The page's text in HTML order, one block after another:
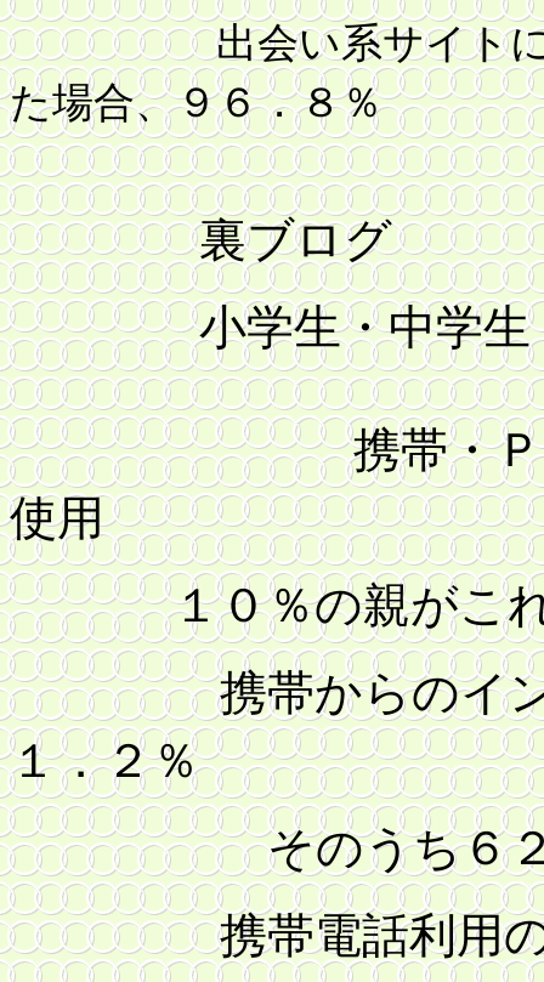
出会い系サイトに関し
た場合、９６．８％
裏ブログ
小学生・中学生・
携帯・ＰＨ
使用
１０％の親がこれ
携帯からのイ
１．２％
そのうち６２．
携帯電話利用の